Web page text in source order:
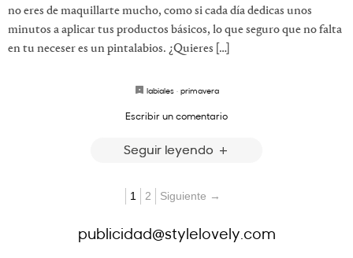
no eres de maquillarte mucho, como si cada día dedicas unos
minutos a aplicar tus productos básicos, lo que seguro que no falta
en tu neceser es un pintalabios. ¿Quieres […]
labiales· primavera
Escribir un comentario
Seguir leyendo
1 2 Siguiente →
publicidad@stylelovely.com